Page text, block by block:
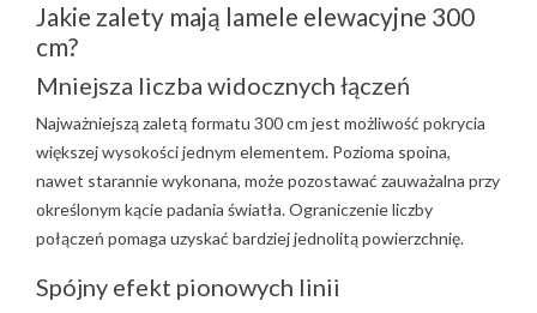
Jakie zalety mają lamele elewacyjne 300
cm?
Mniejsza liczba widocznych łączeń
Najważniejszą zaletą formatu 300 cm jest możliwość pokrycia
większej wysokości jednym elementem. Pozioma spoina,
nawet starannie wykonana, może pozostawać zauważalna przy
określonym kącie padania światła. Ograniczenie liczby
połączeń pomaga uzyskać bardziej jednolitą powierzchnię.
Spójny efekt pionowych linii